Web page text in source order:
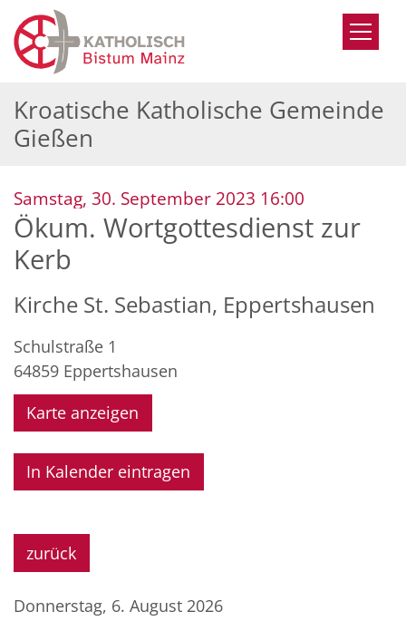
Zum Inhalt springen
Kroatische Katholische Gemeinde
Gießen
Samstag, 30. September 2023 16:00
Ökum. Wortgottesdienst zur
Kerb
Kirche St. Sebastian, Eppertshausen
Schulstraße 1
64859 Eppertshausen
Karte anzeigen
In Kalender eintragen
zurück
Donnerstag, 6. August 2026